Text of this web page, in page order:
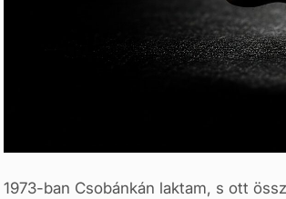
1973-ban Csobánkán laktam, s ott